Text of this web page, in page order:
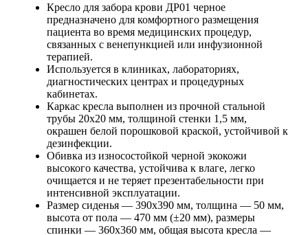
Кресло для забора крови ДР01 черное
предназначено для комфортного размещения
пациента во время медицинских процедур,
связанных с венепункцией или инфузионной
терапией.
Используется в клиниках, лабораториях,
диагностических центрах и процедурных
кабинетах.
Каркас кресла выполнен из прочной стальной
трубы 20х20 мм, толщиной стенки 1,5 мм,
окрашен белой порошковой краской, устойчивой к
дезинфекции.
Обивка из износостойкой черной экокожи
высокого качества, устойчива к влаге, легко
очищается и не теряет презентабельности при
интенсивной эксплуатации.
Размер сиденья — 390х390 мм, толщина — 50 мм,
высота от пола — 470 мм (±20 мм), размеры
спинки — 360х360 мм, общая высота кресла —